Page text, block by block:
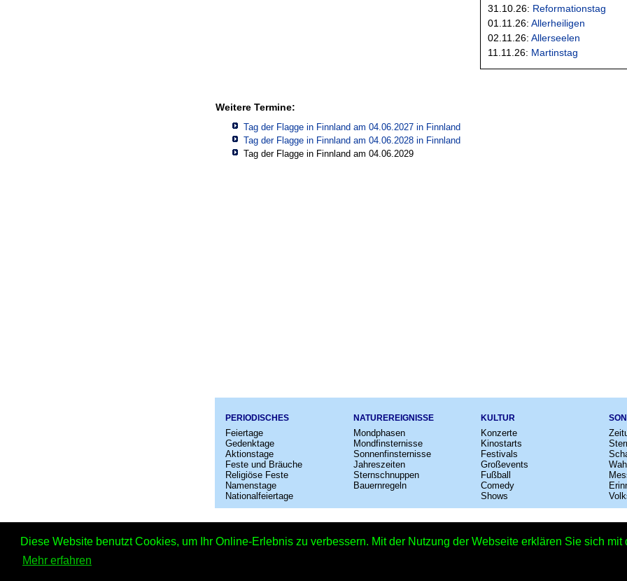
Diese Website benutzt Cookies, um Ihr Online-Erlebnis zu verbessern. Mit der Nutzung der Webseite erklären Sie sich
Mehr erfahren
Weitere Termine:
Tag der Flagge in Finnland am 04.06.2027 in Finnland
Tag der Flagge in Finnland am 04.06.2028 in Finnland
Tag der Flagge in Finnland am 04.06.2029
31.10.26: Reformationstag
01.11.26: Allerheiligen
02.11.26: Allerseelen
11.11.26: Martinstag
PERIODISCHES
Feiertage
Gedenktage
Aktionstage
Feste und Bräuche
Religiöse Feste
Namenstage
Nationalfeiertage
NATUREREIGNISSE
Mondphasen
Mondfinsternisse
Sonnenfinsternisse
Jahreszeiten
Sternschnuppen
Bauernregeln
KULTUR
Konzerte
Kinostarts
Festivals
Großevents
Fußball
Comedy
Shows
Tag der Flagge in Finnland 2026 - Finnland - 04.06.2026 – Copyright © 2026 Kleiner